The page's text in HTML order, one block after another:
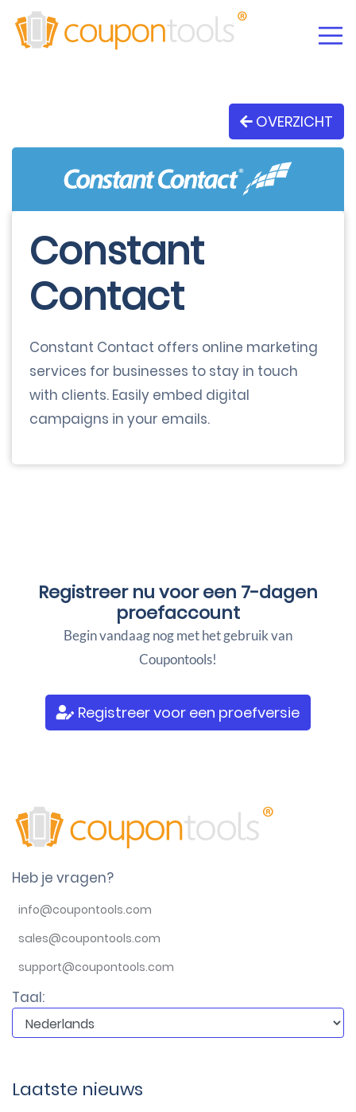
OVERZICHT
Constant
Contact
Constant Contact offers online marketing
services for businesses to stay in touch
with clients. Easily embed digital
campaigns in your emails.
Registreer nu voor een 7-dagen
proefaccount
Begin vandaag nog met het gebruik van
Coupontools!
Registreer voor een proefversie
Heb je vragen?
info@coupontools.com
sales@coupontools.com
support@coupontools.com
Taal:
Laatste nieuws